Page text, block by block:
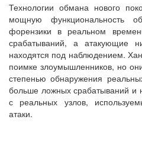
Технологии обмана нового
мощную функциональность
форензики в реальном
срабатываний, а атакующие
находятся под наблюдением.
поимке злоумышленников, но
степенью обнаружения
больше ложных срабатываний и
с реальных узлов,
атаки.